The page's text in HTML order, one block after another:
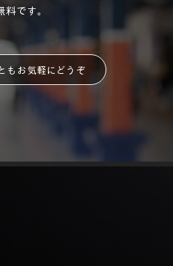
です。
もお気軽にどうぞ